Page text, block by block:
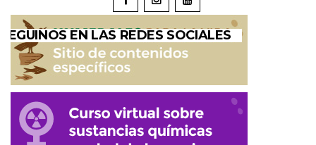
SEGUINOS EN LAS REDES SOCIALES